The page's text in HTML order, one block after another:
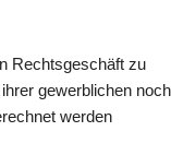
Rechtsgeschäft zu
gewerblichen noch
werden